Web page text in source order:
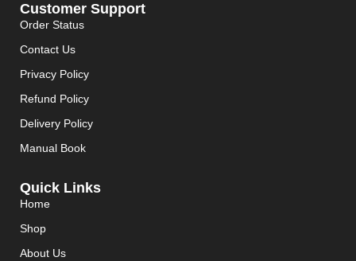
Customer Support
Order Status
Contact Us
Privacy Policy
Refund Policy
Delivery Policy
Manual Book
Quick Links
Home
Shop
About Us